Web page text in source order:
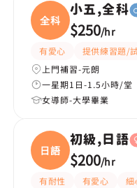
全科
小五,全科
$250/hr
有愛心 提供練習題/
上門補習-元朗
一星期1日-1.5小時/堂
女導師-大學畢業
日語
初級,日語
$200/hr
有耐性 有愛心 細